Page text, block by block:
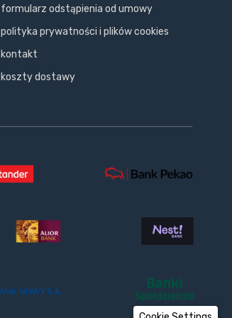
formularz odstąpienia od umowy
polityka prywatności i plików cookies
kontakt
koszty dostawy